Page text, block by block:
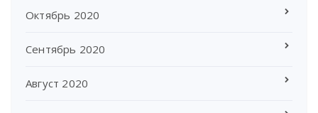
Октябрь 2020
Сентябрь 2020
Август 2020